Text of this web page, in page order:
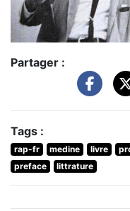
Partager :
Tags :
rap-fr medine livre
preface
littrature